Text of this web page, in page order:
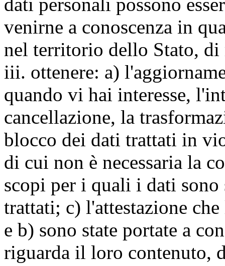
dati personali possono
venirne a conoscenza in
nel territorio dello Stato,
iii. ottenere: a)
quando vi hai interesse,
cancellazione, la
blocco dei dati trattati in
di cui non è necessaria la
scopi per i quali i dati sono
trattati; c) l'attestazione
e b) sono state portate a
riguarda il loro contenuto,